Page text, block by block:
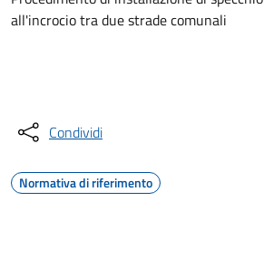
all'incrocio tra due strade comunali
Condividi
Normativa di riferimento